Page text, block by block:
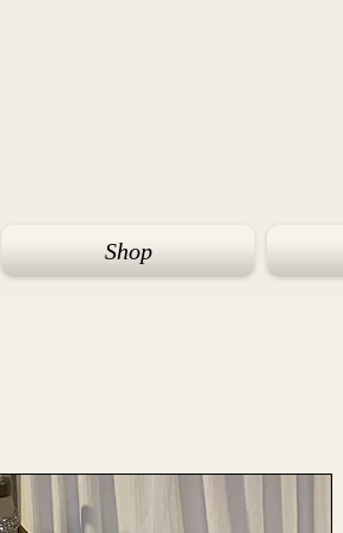
Shop